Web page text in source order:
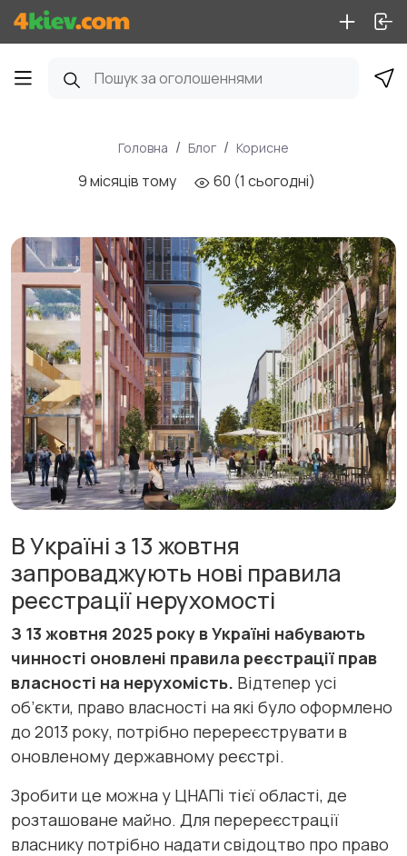
Головна Блог Корисне
9 місяців тому 60 (1 сьогодні)
В Україні з 13 жовтня
запроваджують нові правила
реєстрації нерухомості
З 13 жовтня 2025 року в Україні набувають
чинності оновлені правила реєстрації прав
власності на нерухомість. Відтепер усі
об’єкти, право власності на які було оформлено
до 2013 року, потрібно перереєструвати в
оновленому державному реєстрі.
Зробити це можна у ЦНАПі тієї області, де
розташоване майно. Для перереєстрації
власнику потрібно надати свідоцтво про право